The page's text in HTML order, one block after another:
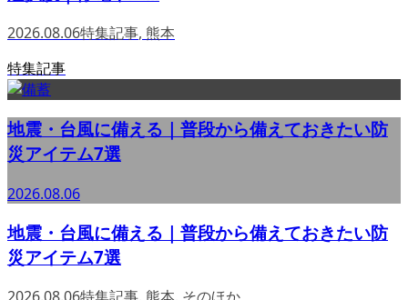
2026.08.06特集記事, 熊本
特集記事
地震・台風に備える｜普段から備えておきたい防
災アイテム7選
2026.08.06
地震・台風に備える｜普段から備えておきたい防
災アイテム7選